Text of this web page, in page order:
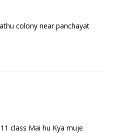
colony near panchayat
class Mai hu Kya muje